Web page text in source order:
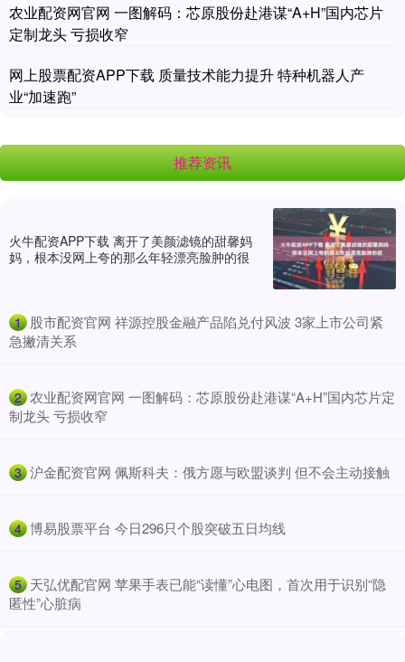
农业配资网官网 一图解码：芯原股份赴港谋“A+H”国内芯片
定制龙头 亏损收窄
网上股票配资APP下载 质量技术能力提升 特种机器人产
业“加速跑”
推荐资讯
火牛配资APP下载 离开了美颜滤镜的甜馨妈
妈，根本没网上夸的那么年轻漂亮脸肿的很
1 ​股市配资官网 祥源控股金融产品陷兑付风波 3家上市公司紧
急撇清关系
2 ​农业配资网官网 一图解码：芯原股份赴港谋“A+H”国内芯片定
制龙头 亏损收窄
3 ​沪金配资官网 佩斯科夫：俄方愿与欧盟谈判 但不会主动接触
4 ​博易股票平台 今日296只个股突破五日均线
5 ​天弘优配官网 苹果手表已能“读懂”心电图，首次用于识别“隐
匿性”心脏病